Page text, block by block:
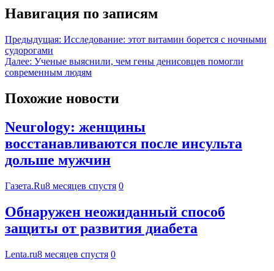
Навигация по записям
Предыдущая: Исследование: этот витамин борется с ночными
судорогами
Далее: Ученые выяснили, чем гены денисовцев помогли
современным людям
Похожие новости
Neurology: женщины
восстанавливаются после инсульта
дольше мужчин
Газета.Ru8 месяцев спустя 0
Обнаружен неожиданный способ
защиты от развития диабета
Lenta.ru8 месяцев спустя 0